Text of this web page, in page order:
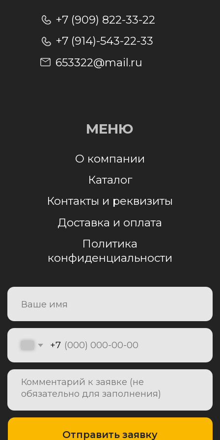
Отправляя заявку, я даю согласие на
обработку персональных данных